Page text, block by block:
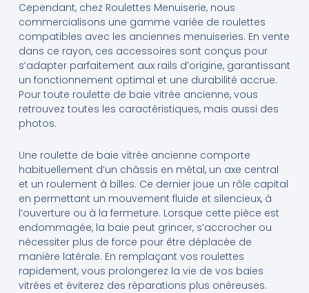
Cependant, chez Roulettes Menuiserie, nous
commercialisons une gamme variée de roulettes
compatibles avec les anciennes menuiseries. En vente
dans ce rayon, ces accessoires sont conçus pour
s’adapter parfaitement aux rails d’origine, garantissant
un fonctionnement optimal et une durabilité accrue.
Pour toute roulette de baie vitrée ancienne, vous
retrouvez toutes les caractéristiques, mais aussi des
photos.
Une roulette de baie vitrée ancienne comporte
habituellement d’un châssis en métal, un axe central
et un roulement à billes. Ce dernier joue un rôle capital
en permettant un mouvement fluide et silencieux, à
l’ouverture ou à la fermeture. Lorsque cette pièce est
endommagée, la baie peut grincer, s’accrocher ou
nécessiter plus de force pour être déplacée de
manière latérale. En remplaçant vos roulettes
rapidement, vous prolongerez la vie de vos baies
vitrées et éviterez des réparations plus onéreuses.